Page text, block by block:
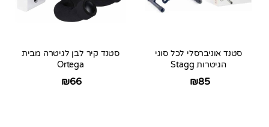
סטנד אוניברסלי לכל סוגי
הגיטרות Stagg
₪85
סטנד קיר לבן לגיטרה מבית
Ortega
₪66